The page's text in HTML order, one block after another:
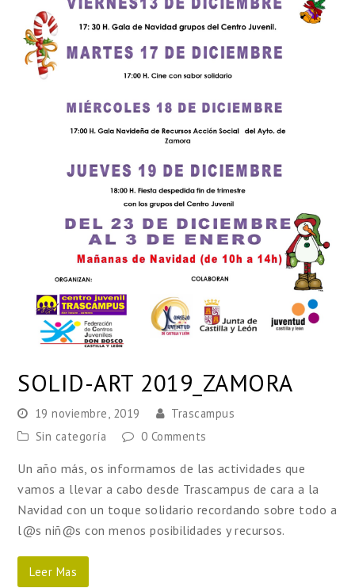
SOLID-ART 2019_ZAMORA
19 noviembre, 2019
Trascampus
Sin categoría
0 Comments
Un año más, os informamos de las actividades que
vamos a llevar a cabo desde Trascampus de cara a la
Navidad con un toque solidario recordando sobre todo a
l@s niñ@s con menos posibilidades y recursos.
Leer Mas